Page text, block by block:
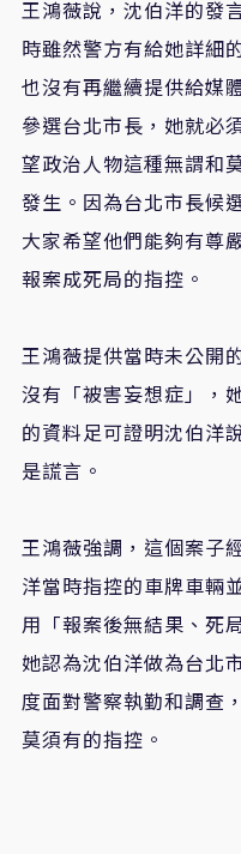
王鴻薇說 ， 沈伯洋的發
時雖然警方有給她詳細
也沒有再繼續提供給媒
參選台北市長，她就必
望政治人物這種無謂和
發生。因為台北市長候
大家希望他們能夠有尊
報案成死局的指控。
王鴻薇提供當時未公開
沒有「被害妄想症」
，
的資料足可證明沈伯洋
是謊言。
王鴻薇強調 ， 這個案子
洋當時指控的車牌車輛
用 「報案後無結果 、 死
她認為沈伯洋做為台北
度面對警察執勤和調查
莫須有的指控。